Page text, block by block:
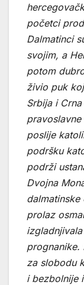
početci
Dalmatinci
svojim, a
potom
živio puk
Srbija i
poslije
podršku
podrži
Dvojna
prolaz
prognanike.
za slobodu
i bezbolnije